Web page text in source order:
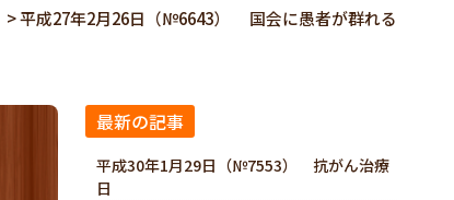
>平成27年2月26日（№6643） 国会に愚者が群れる
最新の記事
平成30年1月29日（№7553） 抗がん治療
日